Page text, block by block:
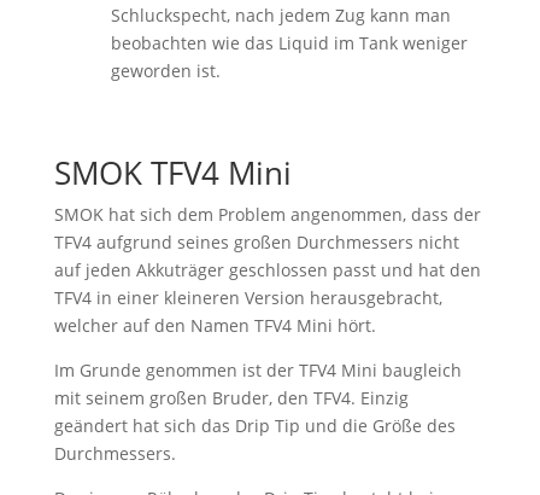
Schluckspecht, nach jedem Zug kann man
beobachten wie das Liquid im Tank weniger
geworden ist.
SMOK TFV4 Mini
SMOK hat sich dem Problem angenommen, dass der
TFV4 aufgrund seines großen Durchmessers nicht
auf jeden Akkuträger geschlossen passt und hat den
TFV4 in einer kleineren Version herausgebracht,
welcher auf den Namen TFV4 Mini hört.
Im Grunde genommen ist der TFV4 Mini baugleich
mit seinem großen Bruder, den TFV4. Einzig
geändert hat sich das Drip Tip und die Größe des
Durchmessers.